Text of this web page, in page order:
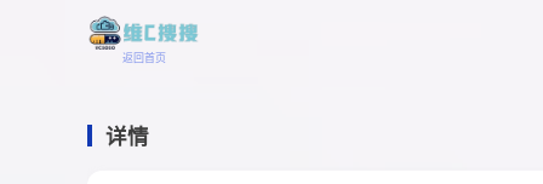
返回首页
详情